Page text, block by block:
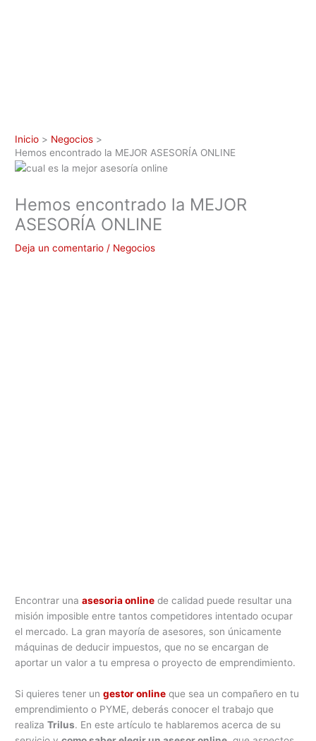
Inicio
Negocios
Hemos encontrado la MEJOR ASESORÍA ONLINE
Hemos encontrado la MEJOR
ASESORÍA ONLINE
Deja un comentario / Negocios
Encontrar unaasesoria online de calidad puede resultar una
misión imposible entre tantos competidores intentado ocupar
el mercado. La gran mayoría de asesores, son únicamente
máquinas de deducir impuestos, que no se encargan de
aportar un valor a tu empresa o proyecto de emprendimiento.
Si quieres tener ungestor online que sea un compañero en tu
emprendimiento o PYME, deberás conocer el trabajo que
realizaTrilus. En este artículo te hablaremos acerca de su